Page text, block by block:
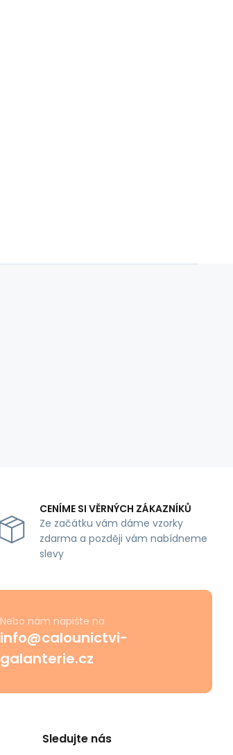
CENÍME SI VĚRNÝCH ZÁKAZNÍKŮ
Ze začátku vám dáme vzorky
zdarma a později vám nabídneme
slevy
Nebo nám napište na
info@calounictvi-
galanterie.cz
Sledujte nás